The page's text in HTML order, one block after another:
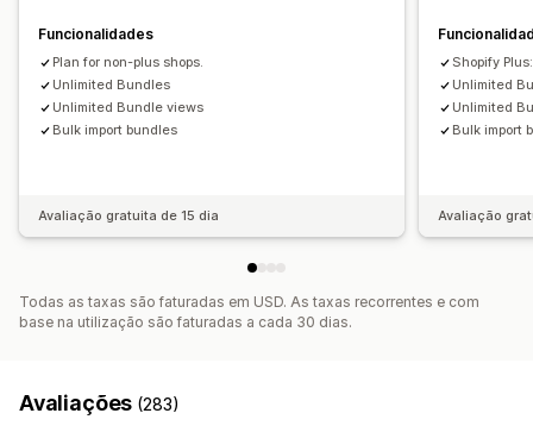
Descontos em percentagem
Preços em lote
Preços de grossista Preços personalizados
Funcionalidades
Plan for non-plus shops.
Unlimited Bundles
Unlimited Bundle views
Bulk import bundles
Avaliação gratuita de 15 dia
Shopify
Unlimited
Unlimited
Bulk import
Avaliação
Todas as taxas são faturadas em USD. As taxas recorrentes e com
base na utilização são faturadas a cada 30 dias.
Avaliações (283)